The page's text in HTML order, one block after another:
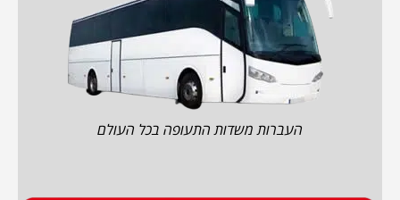
העברות משדות התעופה בכל העולם